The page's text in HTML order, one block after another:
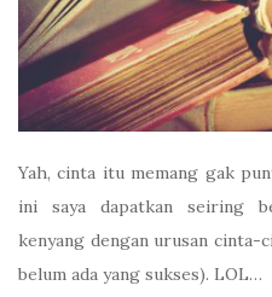
Yah, cinta itu memang gak
ini saya dapatkan seiring
kenyang dengan urusan cinta-
belum ada yang sukses). LOL…